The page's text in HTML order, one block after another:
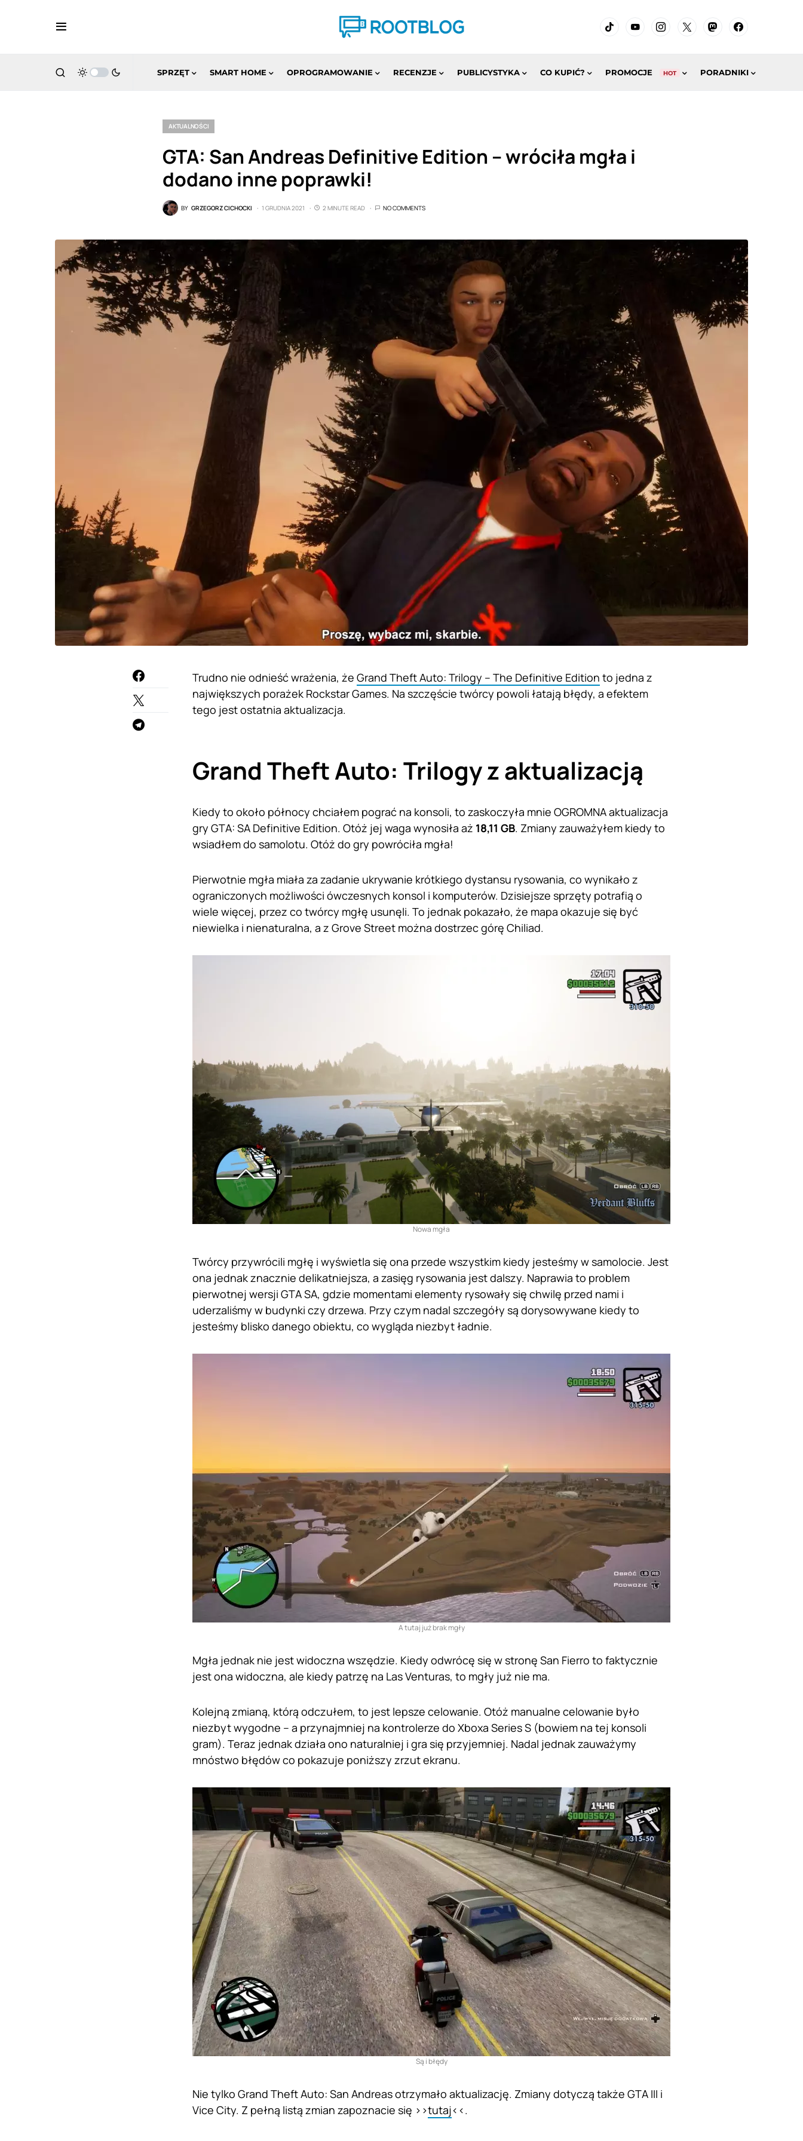
SPRZĘT SMART HOME OPROGRAMOWANIE RECENZJE PUBLICYSTYKA CO KUPIĆ? PROMOCJE HOT PORADNIKI
AKTUALNOŚCI
GTA: San Andreas Definitive Edition – wróciła mgła i
dodano inne poprawki!
BY GRZEGORZ CICHOCKI 1 GRUDNIA 2021 2 MINUTE READ NO COMMENTS
Trudno nie odnieść wrażenia, że Grand Theft Auto: Trilogy – The Definitive Edition to jedna z
największych porażek Rockstar Games. Na szczęście twórcy powoli łatają błędy, a efektem
tego jest ostatnia aktualizacja.
Grand Theft Auto: Trilogy z aktualizacją
Kiedy to około północy chciałem pograć na konsoli, to zaskoczyła mnie OGROMNA aktualizacja
gry GTA: SA Definitive Edition. Otóż jej waga wynosiła aż 18,11 GB. Zmiany zauważyłem kiedy to
wsiadłem do samolotu. Otóż do gry powróciła mgła!
Pierwotnie mgła miała za zadanie ukrywanie krótkiego dystansu rysowania, co wynikało z
ograniczonych możliwości ówczesnych konsol i komputerów. Dzisiejsze sprzęty potrafią o
wiele więcej, przez co twórcy mgłę usunęli. To jednak pokazało, że mapa okazuje się być
niewielka i nienaturalna, a z Grove Street można dostrzec górę Chiliad.
Nowa mgła
Twórcy przywrócili mgłę i wyświetla się ona przede wszystkim kiedy jesteśmy w samolocie. Jest
ona jednak znacznie delikatniejsza, a zasięg rysowania jest dalszy. Naprawia to problem
pierwotnej wersji GTA SA, gdzie momentami elementy rysowały się chwilę przed nami i
uderzaliśmy w budynki czy drzewa. Przy czym nadal szczegóły są dorysowywane kiedy to
jesteśmy blisko danego obiektu, co wygląda niezbyt ładnie.
A tutaj już brak mgły
Mgła jednak nie jest widoczna wszędzie. Kiedy odwrócę się w stronę San Fierro to faktycznie
jest ona widoczna, ale kiedy patrzę na Las Venturas, to mgły już nie ma.
Kolejną zmianą, którą odczułem, to jest lepsze celowanie. Otóż manualne celowanie było
niezbyt wygodne – a przynajmniej na kontrolerze do Xboxa Series S (bowiem na tej konsoli
gram). Teraz jednak działa ono naturalniej i gra się przyjemniej. Nadal jednak zauważymy
mnóstwo błędów co pokazuje poniższy zrzut ekranu.
Są i błędy
Nie tylko Grand Theft Auto: San Andreas otrzymało aktualizację. Zmiany dotyczą także GTA III i
Vice City. Z pełną listą zmian zapoznacie się >>tutaj<<.